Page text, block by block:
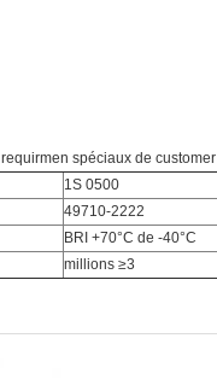
spéciaux de customer
1S 0500
49710-2222
BRI +70°C de -40°C
millions ≥3